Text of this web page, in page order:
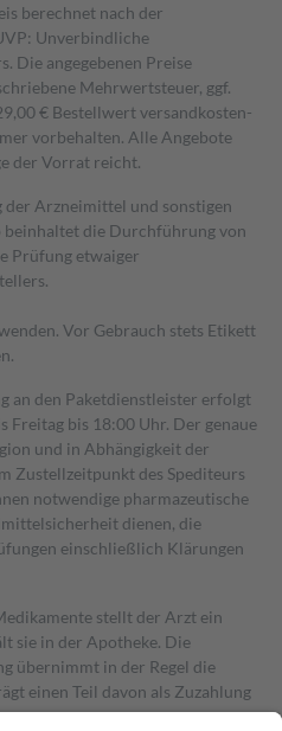
berechnet nach der
Unverbindliche
Die angegebenen Preise
Mehrwertsteuer, ggf.
€ Bestell­wert versand­kosten­
vorbehalten. Alle Angebote
der Vorrat reicht.
der Arzneimittel und sonstigen
die Durchführung von
Prüfung etwaiger
Vor Gebrauch stets Etikett
an den Paketdienstleister erfolgt
Freitag bis 18:00 Uhr. Der genaue
und in Abhängigkeit der
Zustellzeitpunkt des Spediteurs
notwendige pharmazeutische
dienen, die
einschließlich Klärungen
stellt der Arzt ein
sie in der Apotheke. Die
übernimmt in der Regel die
einen Teil davon als Zuzahlung